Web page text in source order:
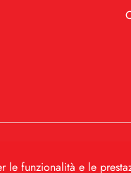
funzionalità e le